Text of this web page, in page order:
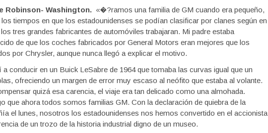
Robinson- Washington. «�?ramos una familia de GM cuando era pequeño,
los tiempos en que los estadounidenses se podían clasificar por clanes según en
tres grandes fabricantes de automóviles trabajaran. Mi padre estaba
de que los coches fabricados por General Motors eran mejores que los
por Chrysler, aunque nunca llegó a explicar el motivo.
a conducir en un Buick LeSabre de 1964 que tomaba las curvas igual que un
ofreciendo un margen de error muy escaso al neófito que estaba al volante.
quizá esa carencia, el viaje era tan delicado como una almohada.
que ahora todos somos familias GM. Con la declaración de quiebra de la
el lunes, nosotros los estadounidenses nos hemos convertido en el accionista
de un trozo de la historia industrial digno de un museo.